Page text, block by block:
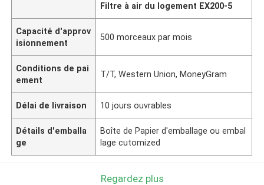
Filtre à air du logement EX200-5
Capacité d'approv
isionnement
500 morceaux par mois
Conditions de pai
ement
T/T, Western Union, MoneyGram
Délai de livraison 10 jours ouvrables
Détails d'emballa
ge
Boîte de Papier d'emballage ou embal
lage cutomized
Regardez plus